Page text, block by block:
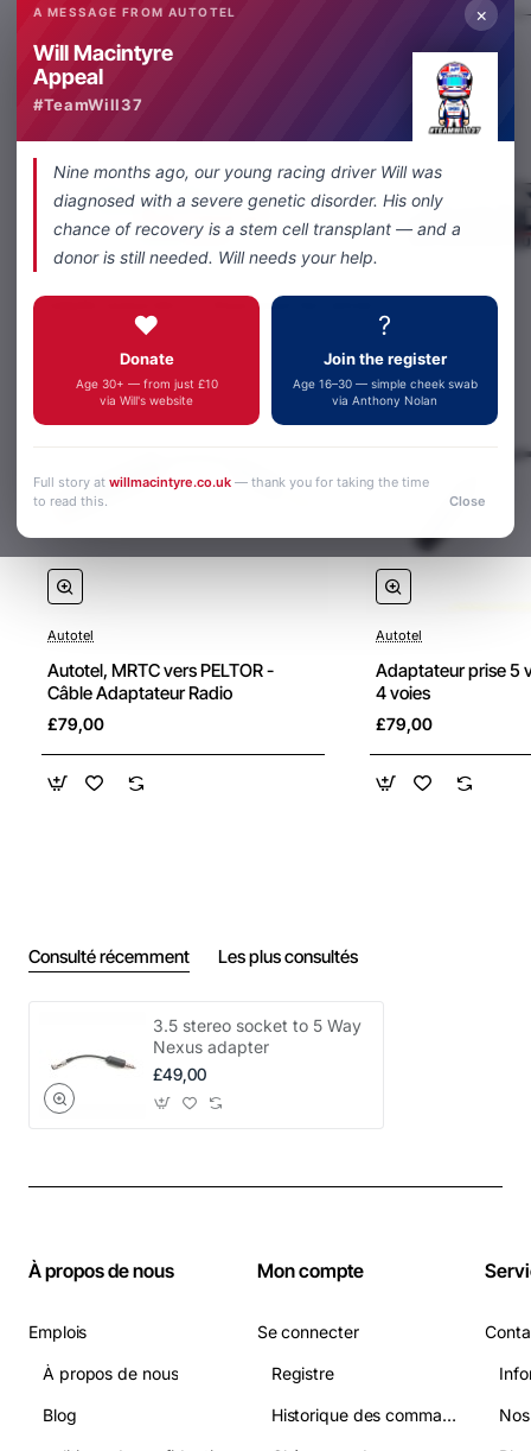
ShareFacebook
Produits associés Vous pourriez aimer
Autotel
Autotel, MRTC vers PELTOR -
Câble Adaptateur Radio
£79,00
Autotel
Adaptateur prise 5
4 voies
£79,00
Consulté récemment Les plus consultés
3.5 stereo socket to 5 Way
Nexus adapter
£49,00
À propos de nous
Emplois
À propos de nous
Blog
Mon compte
Se connecter
Registre
Historique des commandes
×
A MESSAGE FROM AUTOTEL
Will Macintyre
Appeal
#TeamWill37
Nine months ago, our young racing driver Will was
diagnosed with a severe genetic disorder. His only
chance of recovery is a stem cell transplant — and a
donor is still needed. Will needs your help.
❤️
Donate
Age 30+ — from just £10
via Will's website
?
Join the register
Age 16–30 — simple cheek swab
via Anthony Nolan
Full story atwillmacintyre.co.uk— thank you for taking the time
to read this.
Close